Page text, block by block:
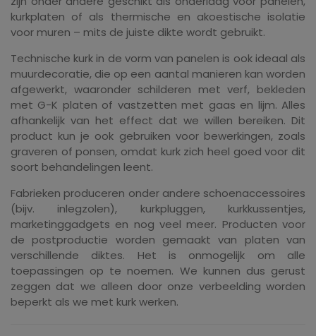
kurkplaten of als thermische en akoestische isolatie
voor muren – mits de juiste dikte wordt gebruikt.
Technische kurk in de vorm van panelen is ook ideaal als
muurdecoratie, die op een aantal manieren kan worden
afgewerkt, waaronder schilderen met verf, bekleden
met G-K platen of vastzetten met gaas en lijm. Alles
afhankelijk van het effect dat we willen bereiken. Dit
product kun je ook gebruiken voor bewerkingen, zoals
graveren of ponsen, omdat kurk zich heel goed voor dit
soort behandelingen leent.
Fabrieken produceren onder andere schoenaccessoires
(bijv. inlegzolen), kurkpluggen, kurkkussentjes,
marketinggadgets en nog veel meer. Producten voor
de postproductie worden gemaakt van platen van
verschillende diktes. Het is onmogelijk om alle
toepassingen op te noemen. We kunnen dus gerust
zeggen dat we alleen door onze verbeelding worden
beperkt als we met kurk werken.